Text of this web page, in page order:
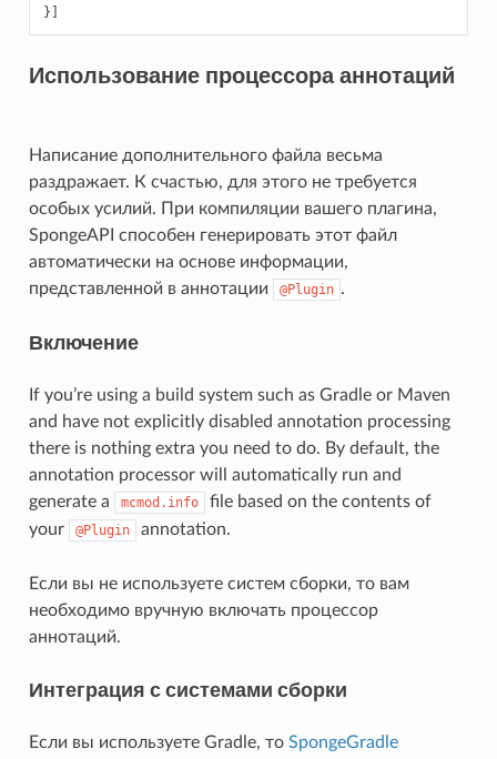
}]
Использование процессора аннотаций
Написание дополнительного файла весьма
раздражает. К счастью, для этого не требуется
особых усилий. При компиляции вашего плагина,
SpongeAPI способен генерировать этот файл
автоматически на основе информации,
представленной в аннотации
@Plugin .
Включение
If you’re using a build system such as Gradle or Maven
and have not explicitly disabled annotation processing
there is nothing extra you need to do. By default, the
annotation processor will automatically run and
generate a
mcmod.info
file based on the contents of
your
@Plugin annotation.
Если вы не используете систем сборки, то вам
необходимо вручную включать процессор
аннотаций.
Интеграция с системами сборки
Если вы используете Gradle, то SpongeGradle